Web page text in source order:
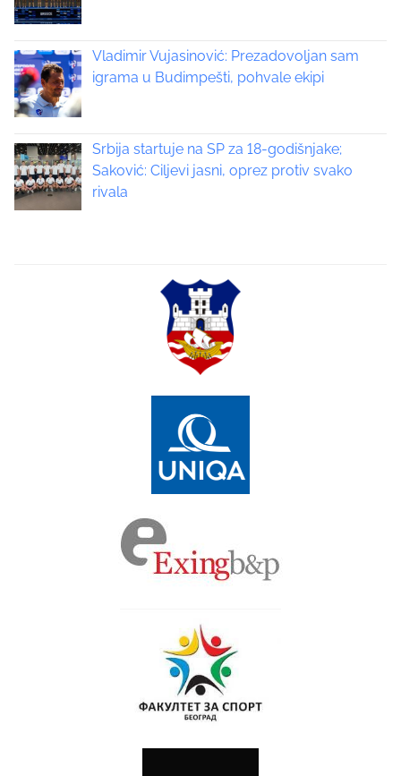
v
i
g
a
t
i
Vladimir Vujasinović: Prezadovoljan sam
igrama u Budimpešti, pohvale ekipi
Srbija startuje na SP za 18-godišnjake;
Saković: Ciljevi jasni, oprez protiv svako
rivala